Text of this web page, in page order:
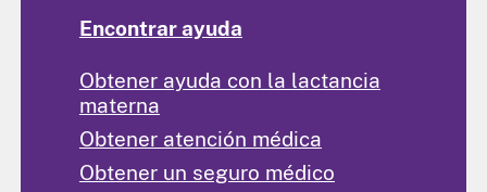
Encontrar ayuda
Obtener ayuda con la lactancia
materna
Obtener atención médica
Obtener un seguro médico